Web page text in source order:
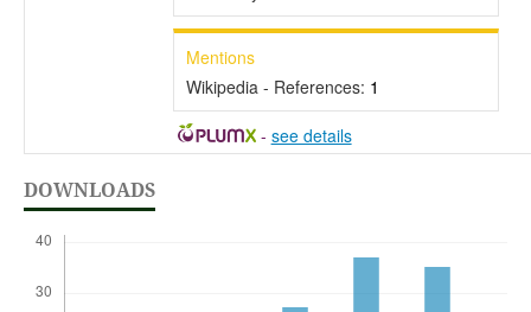
Mentions
Wikipedia - References: 1
- see details
DOWNLOADS